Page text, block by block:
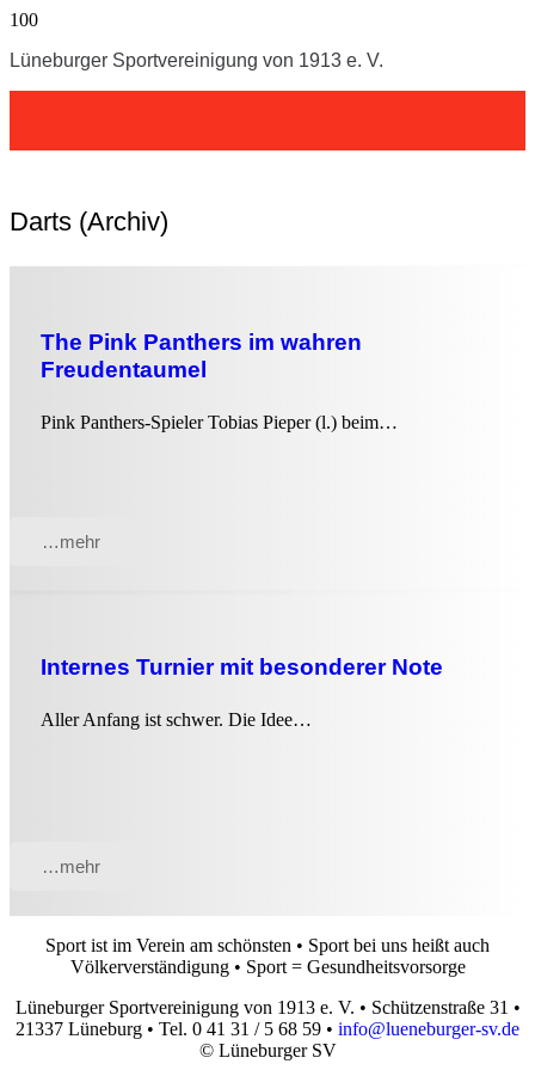
Lüneburger Sportvereinigung von 1913 e. V.
Darts (Archiv)
The Pink Panthers im wahren
Freudentaumel
Pink Panthers-Spieler Tobias Pieper (l.) beim…
…mehr
Internes Turnier mit besonderer Note
Aller Anfang ist schwer. Die Idee…
…mehr
Sport ist im Verein am schönsten • Sport bei uns heißt auch
Völkerverständigung • Sport = Gesundheitsvorsorge
Lüneburger Sportvereinigung von 1913 e. V. • Schützenstraße 31 •
21337 Lüneburg • Tel. 0 41 31 / 5 68 59 • info@lueneburger-sv.de
© Lüneburger SV